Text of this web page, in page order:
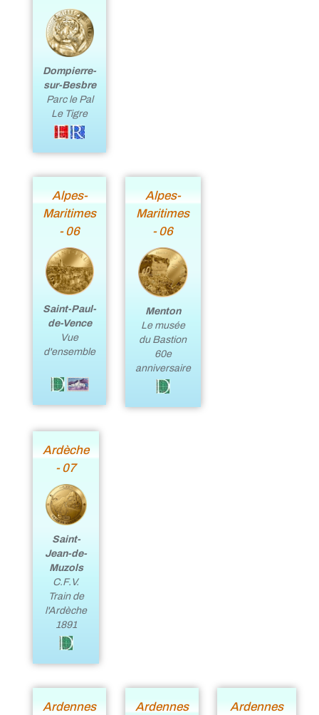
Dompierre-
sur-Besbre
Parc le Pal
Le Tigre
Alpes-
Maritimes
- 06
Saint-Paul-
de-Vence
Vue
d'ensemble
Alpes-
Maritimes
- 06
Menton
Le musée
du Bastion
60e
anniversaire
Ardèche
- 07
Saint-
Jean-de-
Muzols
C.F.V.
Train de
l'Ardèche
1891
Ardennes
Ardennes
Ardennes